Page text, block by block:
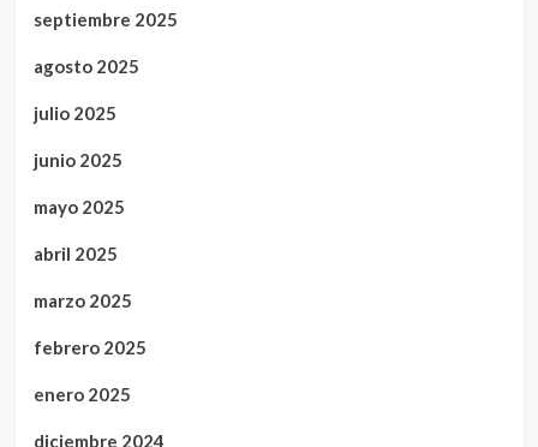
septiembre 2025
agosto 2025
julio 2025
junio 2025
mayo 2025
abril 2025
marzo 2025
febrero 2025
enero 2025
diciembre 2024